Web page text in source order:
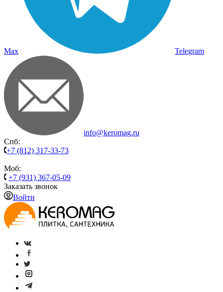
Max Telegram
info@keromag.ru
Спб:
+7 (812) 317-33-73
Моб:
+7 (931) 367-05-09
Заказать звонок
Войти